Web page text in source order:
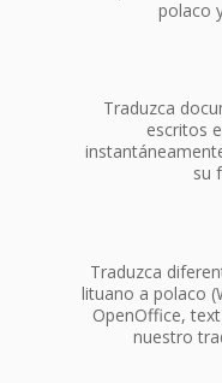
polaco
Traduzca
escritos
su
Traduzca
lituano a polaco
OpenOffice,
nuestro